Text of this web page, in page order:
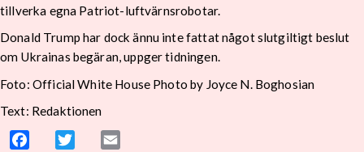
tillverka egna Patriot-luftvärnsrobotar.
Donald Trump har dock ännu inte fattat något slutgiltigt beslut
om Ukrainas begäran, uppger tidningen.
Foto: Official White House Photo by Joyce N. Boghosian
Text: Redaktionen
Facebook Twitter